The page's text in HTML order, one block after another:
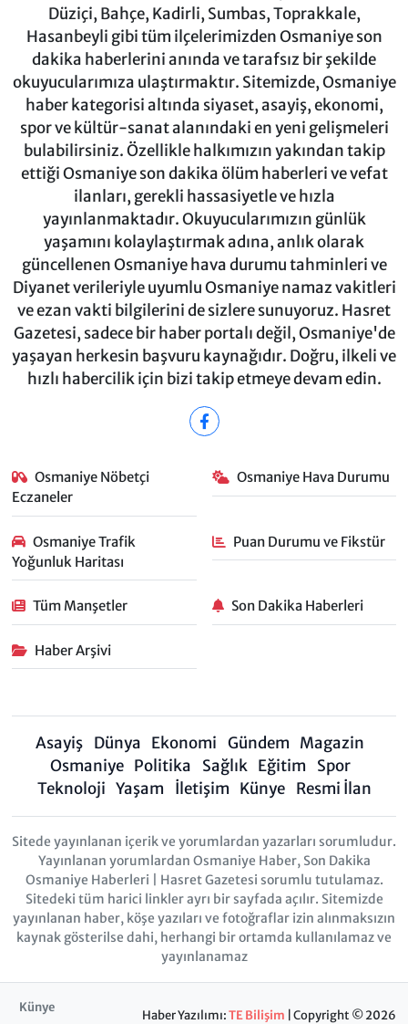
Düziçi, Bahçe, Kadirli, Sumbas, Toprakkale,
Hasanbeyli gibi tüm ilçelerimizden Osmaniye son
dakika haberlerini anında ve tarafsız bir şekilde
okuyucularımıza ulaştırmaktır. Sitemizde, Osmaniye
haber kategorisi altında siyaset, asayiş, ekonomi,
spor ve kültür-sanat alanındaki en yeni gelişmeleri
bulabilirsiniz. Özellikle halkımızın yakından takip
ettiği Osmaniye son dakika ölüm haberleri ve vefat
ilanları, gerekli hassasiyetle ve hızla
yayınlanmaktadır. Okuyucularımızın günlük
yaşamını kolaylaştırmak adına, anlık olarak
güncellenen Osmaniye hava durumu tahminleri ve
Diyanet verileriyle uyumlu Osmaniye namaz vakitleri
ve ezan vakti bilgilerini de sizlere sunuyoruz. Hasret
Gazetesi, sadece bir haber portalı değil, Osmaniye'de
yaşayan herkesin başvuru kaynağıdır. Doğru, ilkeli ve
hızlı habercilik için bizi takip etmeye devam edin.
Osmaniye Nöbetçi
Eczaneler
Osmaniye Hava Durumu
Osmaniye Trafik
Yoğunluk Haritası
Puan Durumu ve Fikstür
Tüm Manşetler Son Dakika Haberleri
Haber Arşivi
Asayiş Dünya Ekonomi Gündem Magazin
Osmaniye Politika Sağlık Eğitim
Spor
Teknoloji Yaşam İletişim Künye Resmi İlan
Sitede yayınlanan içerik ve yorumlardan yazarları sorumludur.
Yayınlanan yorumlardan Osmaniye Haber, Son Dakika
Osmaniye Haberleri | Hasret Gazetesi sorumlu tutulamaz.
Sitedeki tüm harici linkler ayrı bir sayfada açılır. Sitemizde
yayınlanan haber, köşe yazıları ve fotoğraflar izin alınmaksızın
kaynak gösterilse dahi, herhangi bir ortamda kullanılamaz ve
yayınlanamaz
Künye Haber Yazılımı:TE Bilişim | Copyright © 2026